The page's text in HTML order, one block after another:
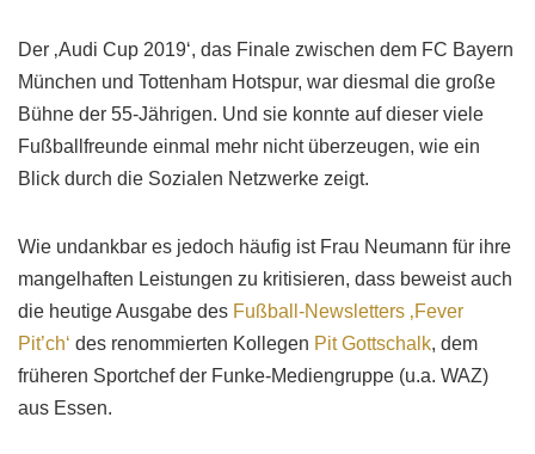
Der ‚Audi Cup 2019‘, das Finale zwischen dem FC Bayern
München und Tottenham Hotspur, war diesmal die große
Bühne der 55-Jährigen. Und sie konnte auf dieser viele
Fußballfreunde einmal mehr nicht überzeugen, wie ein
Blick durch die Sozialen Netzwerke zeigt.
Wie undankbar es jedoch häufig ist Frau Neumann für ihre
mangelhaften Leistungen zu kritisieren, dass beweist auch
die heutige Ausgabe des Fußball-Newsletters ‚Fever
Pit’ch‘ des renommierten Kollegen Pit Gottschalk, dem
früheren Sportchef der Funke-Mediengruppe (u.a. WAZ)
aus Essen.